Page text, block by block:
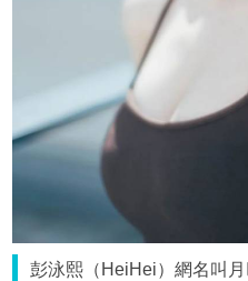
彭泳熙（HeiHei）網名叫